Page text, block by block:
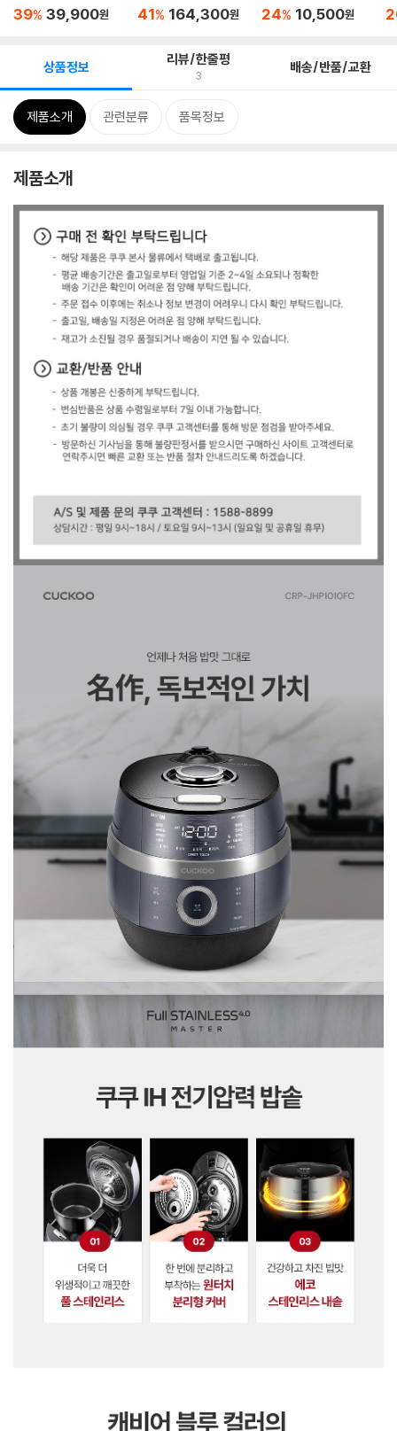
력한...
39% 39,900원
05FB
41% 164,300원
00mA...
24% 10,500원
상품정보 리뷰/한줄평
3 배송/반품/교환
제품소개 관련분류 품목정보
제품소개